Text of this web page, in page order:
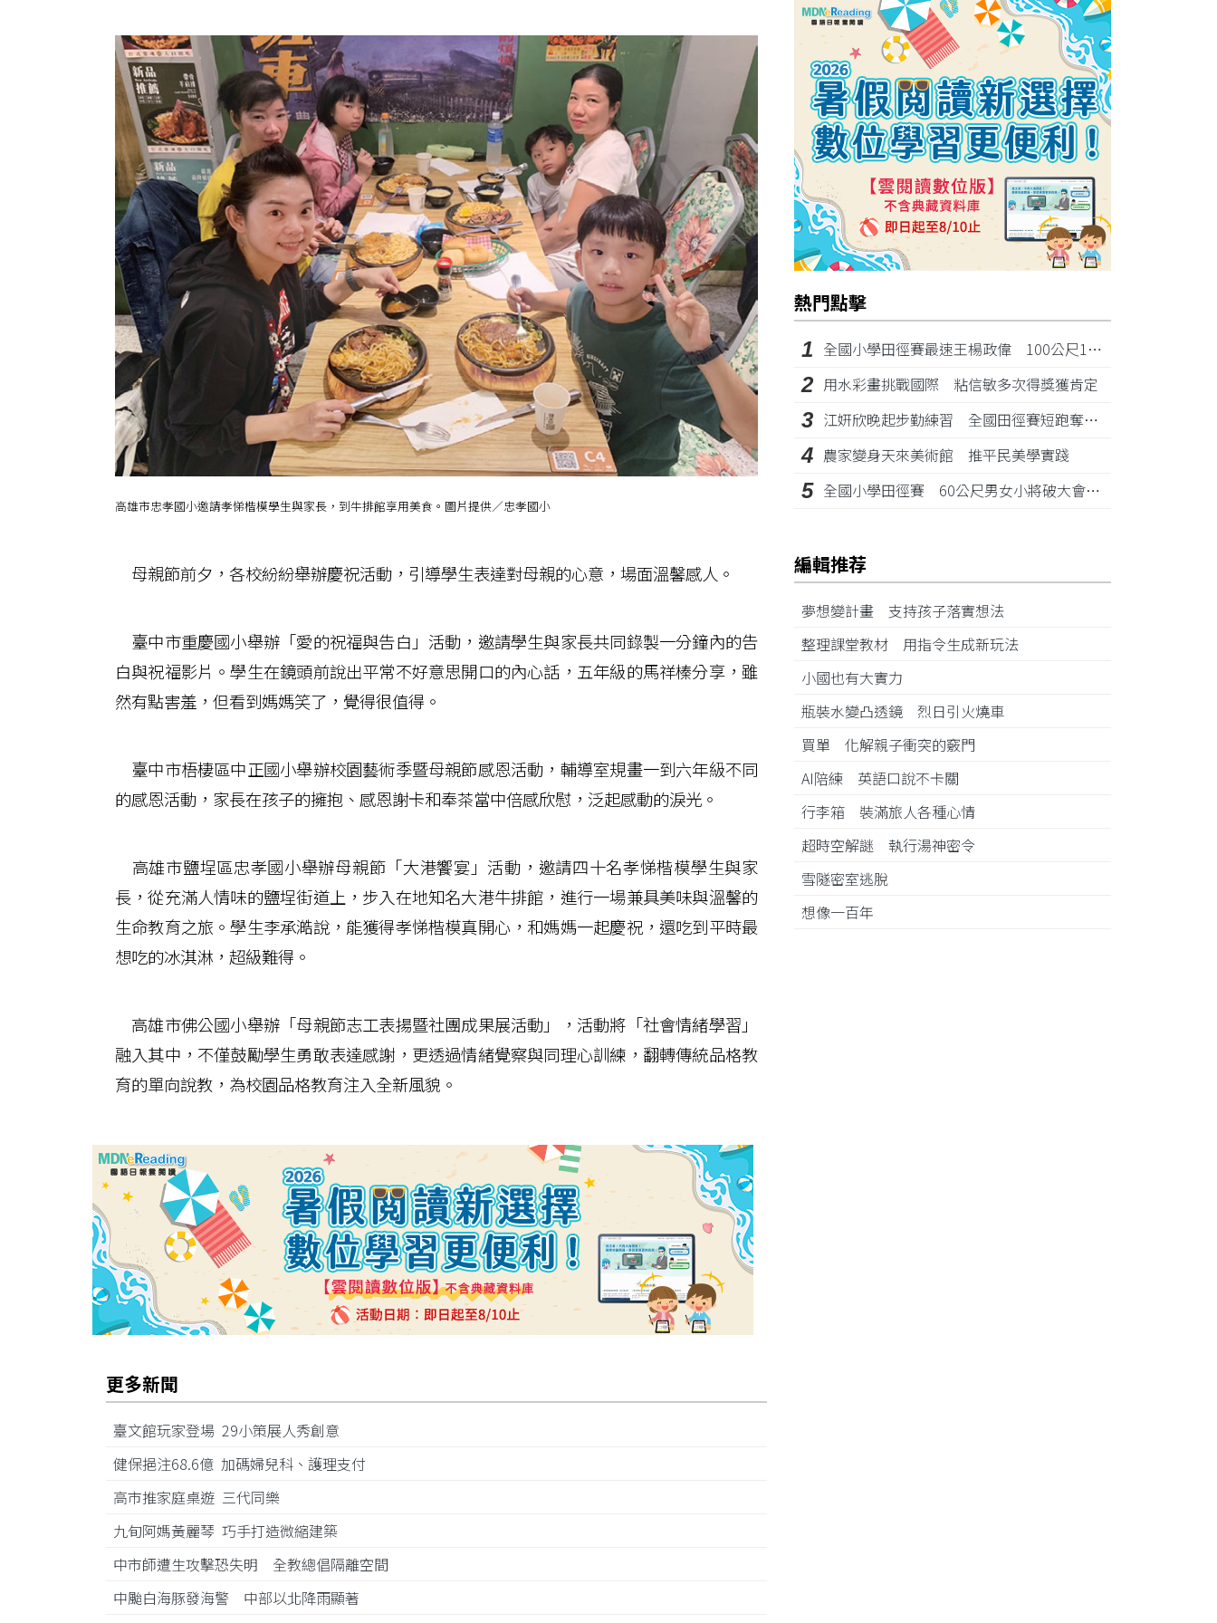
高雄市忠孝國小邀請孝悌楷模學生與家長，到牛排館享用美食。圖片提供／忠孝國小
母親節前夕，各校紛紛舉辦慶祝活動，引導學生表達對母親的心意，場面溫馨感人。
臺中市重慶國小舉辦「愛的祝福與告白」活動，邀請學生與家長共同錄製一分鐘內的告
白與祝福影片。學生在鏡頭前說出平常不好意思開口的內心話，五年級的馬祥榛分享，雖
然有點害羞，但看到媽媽笑了，覺得很值得。
臺中市梧棲區中正國小舉辦校園藝術季暨母親節感恩活動，輔導室規畫一到六年級不同
的感恩活動，家長在孩子的擁抱、感恩謝卡和奉茶當中倍感欣慰，泛起感動的淚光。
高雄市鹽埕區忠孝國小舉辦母親節「大港饗宴」活動，邀請四十名孝悌楷模學生與家
長，從充滿人情味的鹽埕街道上，步入在地知名大港牛排館，進行一場兼具美味與溫馨的
生命教育之旅。學生李承澔說，能獲得孝悌楷模真開心，和媽媽一起慶祝，還吃到平時最
想吃的冰淇淋，超級難得。
高雄市佛公國小舉辦「母親節志工表揚暨社團成果展活動」，活動將「社會情緒學習」
融入其中，不僅鼓勵學生勇敢表達感謝，更透過情緒覺察與同理心訓練，翻轉傳統品格教
育的單向說教，為校園品格教育注入全新風貌。
更多新聞
臺文館玩家登場 29小策展人秀創意
健保挹注68.6億 加碼婦兒科、護理支付
高市推家庭桌遊 三代同樂
九旬阿媽黃麗琴 巧手打造微縮建築
中市師遭生攻擊恐失明 全教總倡隔離空間
中颱白海豚發海警 中部以北降雨顯著
熱門點擊
1 全國小學田徑賽最速王楊政偉 100公尺11秒87奪金
2 用水彩畫挑戰國際 粘信敏多次得獎獲肯定
3 江姸欣晚起步勤練習 全國田徑賽短跑奪金摘銅
4 農家變身天來美術館 推平民美學實踐
5 全國小學田徑賽 60公尺男女小將破大會紀錄
編輯推荐
夢想變計畫 支持孩子落實想法
整理課堂教材 用指令生成新玩法
小國也有大實力
瓶裝水變凸透鏡 烈日引火燒車
買單 化解親子衝突的竅門
AI陪練 英語口說不卡關
行李箱 裝滿旅人各種心情
超時空解謎 執行湯神密令
雪隧密室逃脫
想像一百年